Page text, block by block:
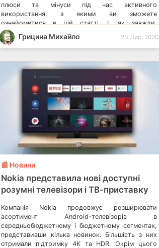
плюси та мінуси під час активного
використання, з якими ви зможете
ознайомитися в цій статті. І, як завжди,
побачити оцінки, які ми виставили. realme […]
Грицина Михайло 23 Лис, 2020
💬
📰 Новини
Nokia представила нові доступні
розумні телевізори і ТВ-приставку
Компанія Nokia продовжує розширювати
асортимент Android-телевізорів в
середньобюджетному і бюджетному сегментах,
представивши кілька новинок. Більшість з них
отримали підтримку 4K та HDR. Окрім цього